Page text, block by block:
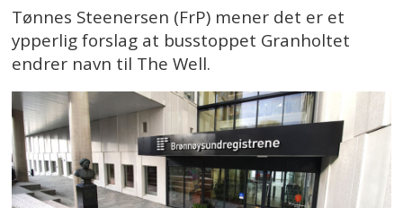
Tønnes Steenersen (FrP) mener det er et
ypperlig forslag at busstoppet Granholtet
endrer navn til The Well.